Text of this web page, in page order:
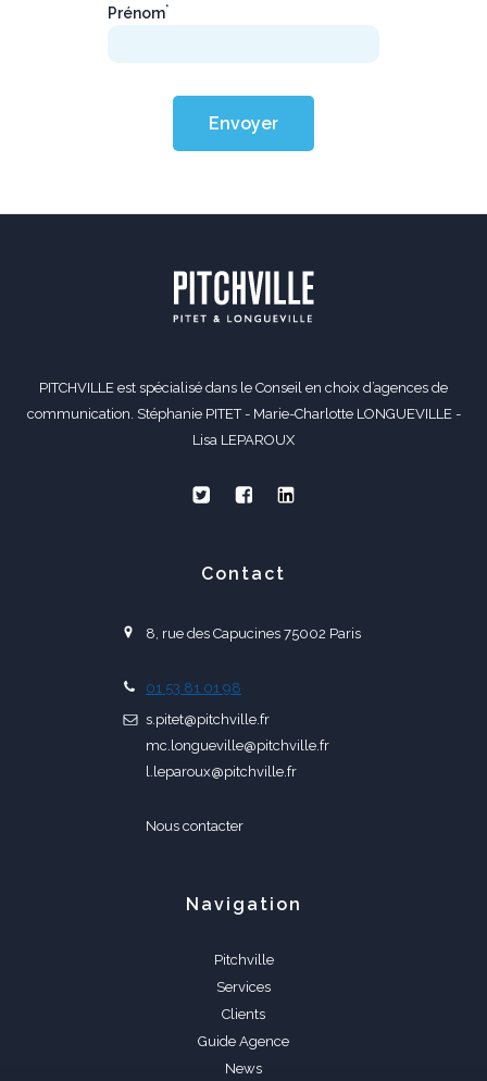
Prénom*
Envoyer
PITCHVILLE est spécialisé dans le Conseil en choix d’agences de
communication. Stéphanie PITET - Marie-Charlotte LONGUEVILLE -
Lisa LEPAROUX
Contact
8, rue des Capucines 75002 Paris
01 53 81 01 98
s.pitet@pitchville.fr
mc.longueville@pitchville.fr
l.leparoux@pitchville.fr
Nous contacter
Navigation
Pitchville
Services
Clients
Guide Agence
News